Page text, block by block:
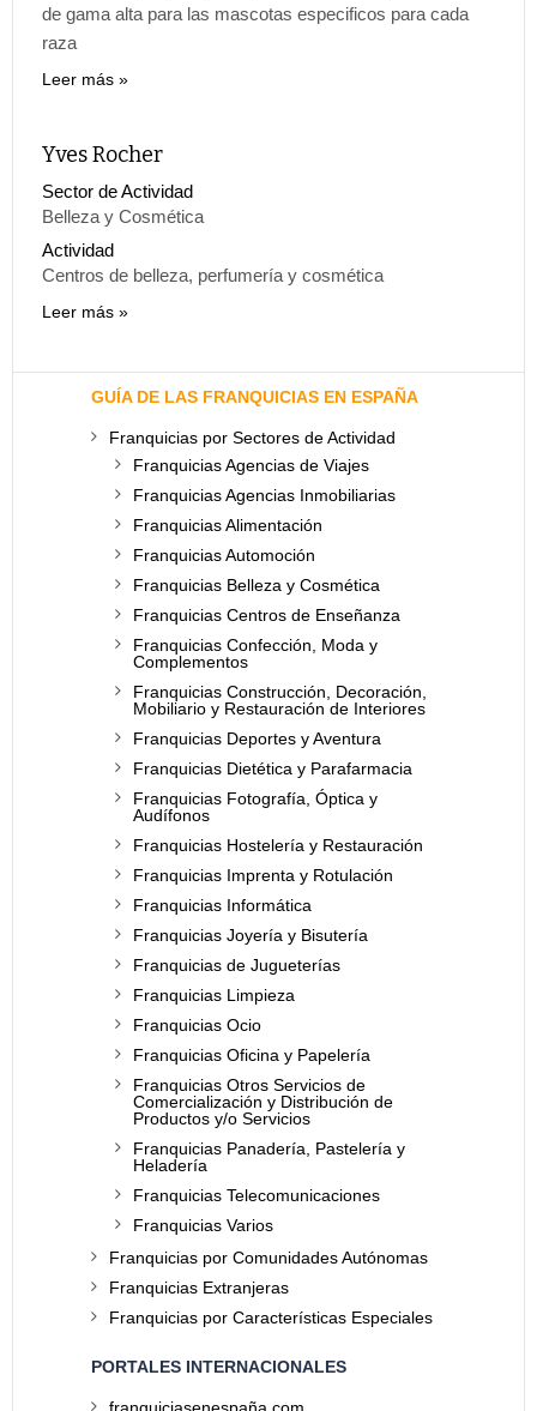
de gama alta para las mascotas especificos para cada
raza
Leer más
Yves Rocher
Sector de Actividad
Belleza y Cosmética
Actividad
Centros de belleza, perfumería y cosmética
Leer más
GUÍA DE LAS FRANQUICIAS EN ESPAÑA
Franquicias por Sectores de Actividad
Franquicias Agencias de Viajes
Franquicias Agencias Inmobiliarias
Franquicias Alimentación
Franquicias Automoción
Franquicias Belleza y Cosmética
Franquicias Centros de Enseñanza
Franquicias Confección, Moda y
Complementos
Franquicias Construcción, Decoración,
Mobiliario y Restauración de Interiores
Franquicias Deportes y Aventura
Franquicias Dietética y Parafarmacia
Franquicias Fotografía, Óptica y
Audífonos
Franquicias Hostelería y Restauración
Franquicias Imprenta y Rotulación
Franquicias Informática
Franquicias Joyería y Bisutería
Franquicias de Jugueterías
Franquicias Limpieza
Franquicias Ocio
Franquicias Oficina y Papelería
Franquicias Otros Servicios de
Comercialización y Distribución de
Productos y/o Servicios
Franquicias Panadería, Pastelería y
Heladería
Franquicias Telecomunicaciones
Franquicias Varios
Franquicias por Comunidades Autónomas
Franquicias Extranjeras
Franquicias por Características Especiales
PORTALES INTERNACIONALES